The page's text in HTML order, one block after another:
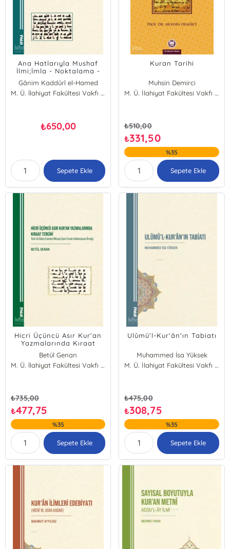
Ana Hatlarıyla Mushaf
İlmi;İmla - Noktalama -
Harekeleme
Gânim Kaddûrî el-Hamed
M. Ü. İlahiyat Fakültesi Vakfı Yayınları
₺650,00
Sepete Ekle
Kuran Tarihi
Muhsin Demirci
M. Ü. İlahiyat Fakültesi Vakfı Yayınları
₺510,00
₺331,50
%35
Sepete Ekle
Hicri Üçüncü Asır Kur'an
Yazmalarında Kıraat
Tercihi;Türk ve İslam
Eserleri Müzesi Şam
Evrakı Koleksiyonu Örneği
Betül Genan
M. Ü. İlahiyat Fakültesi Vakfı Yayınları
₺735,00
₺477,75
%35
Sepete Ekle
Ulûmü'l-Kur'ân'ın Tabiatı
Muhammed İsa Yüksek
M. Ü. İlahiyat Fakültesi Vakfı Yayınları
₺475,00
₺308,75
%35
Sepete Ekle